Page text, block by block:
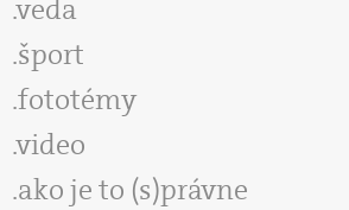
veda
šport
fototémy
video
ako je to (s)právne